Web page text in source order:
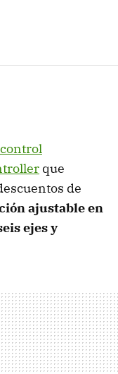
control
que
de
ajustable en
ejes y